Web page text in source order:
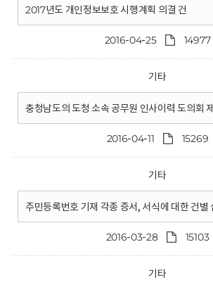
2017년도 개인정보보호 시행계획 의결 건
2016-04-25 14977
기타
충청남도의 도청 소속 공무원 인사이력 도의회
2016-04-11 15269
기타
주민등록번호 기재 각종 증서, 서식에 대한 건별
2016-03-28 15103
기타